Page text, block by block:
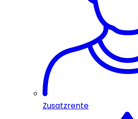
Zusatzrente